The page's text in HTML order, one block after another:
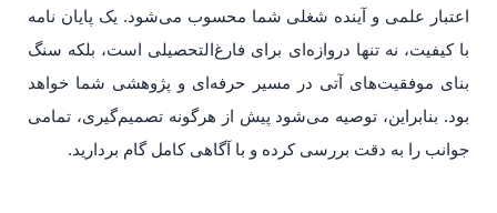
اعتبار علمی و آینده شغلی شما محسوب می‌شود. یک پایان نامه
با کیفیت، نه تنها دروازه‌ای برای فارغ‌التحصیلی است، بلکه سنگ
بنای موفقیت‌های آتی در مسیر حرفه‌ای و پژوهشی شما خواهد
بود. بنابراین، توصیه می‌شود پیش از هرگونه تصمیم‌گیری، تمامی
جوانب را به دقت بررسی کرده و با آگاهی کامل گام بردارید.